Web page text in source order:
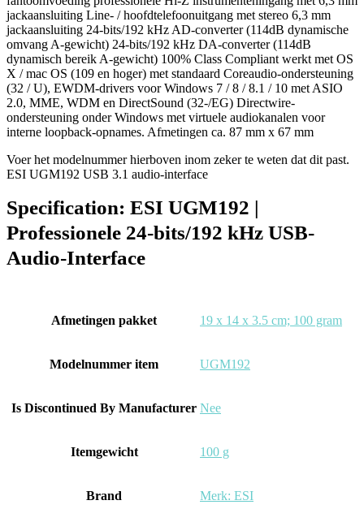
jackaansluiting Line- / hoofdtelefoonuitgang met stereo 6,3 mm
jackaansluiting 24-bits/192 kHz AD-converter (114dB dynamische
omvang A-gewicht) 24-bits/192 kHz DA-converter (114dB
dynamisch bereik A-gewicht) 100% Class Compliant werkt met OS
X / mac OS (109 en hoger) met standaard Coreaudio-ondersteuning
(32 / U), EWDM-drivers voor Windows 7 / 8 / 8.1 / 10 met ASIO
2.0, MME, WDM en DirectSound (32-/EG) Directwire-
ondersteuning onder Windows met virtuele audiokanalen voor
interne loopback-opnames. Afmetingen ca. 87 mm x 67 mm
Voer het modelnummer hierboven inom zeker te weten dat dit past.
ESI UGM192 USB 3.1 audio-interface
Specification: ESI UGM192 |
Professionele 24-bits/192 kHz USB-
Audio-Interface
Afmetingen pakket ‎19 x 14 x 3.5 cm; 100 gram
Modelnummer item ‎UGM192
Is Discontinued By Manufacturer ‎Nee
Itemgewicht ‎100 g
Brand Merk: ESI